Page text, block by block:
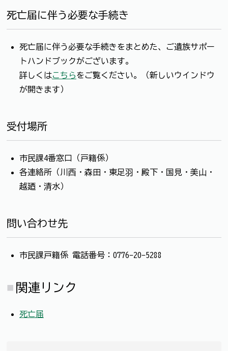
死亡届に伴う必要な手続き
死亡届に伴う必要な手続きをまとめた、ご遺族サポー
トハンドブックがございます。
詳しくはこちらをご覧ください。（新しいウインドウ
が開きます）
受付場所
市民課4番窓口（戸籍係）
各連絡所（川西・森田・東足羽・殿下・国見・美山・
越廼・清水）
問い合わせ先
市民課戸籍係 電話番号：0776-20-5288
関連リンク
死亡届